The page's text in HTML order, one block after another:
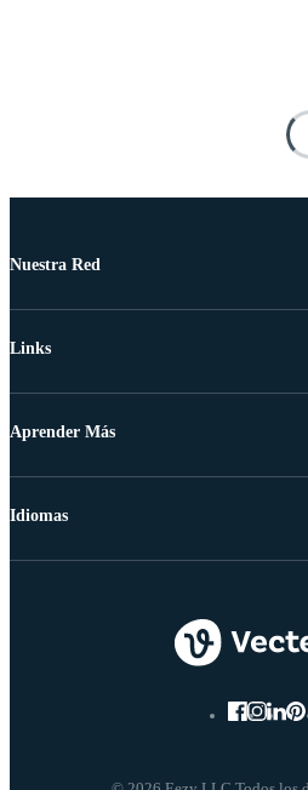
Nuestra Red
Links
Aprender Más
Idiomas